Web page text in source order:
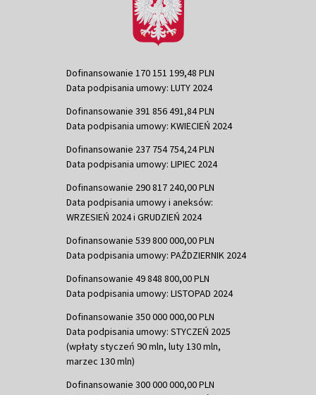
Dofinansowanie 170 151 199,48 PLN
Data podpisania umowy: LUTY 2024
Dofinansowanie 391 856 491,84 PLN
Data podpisania umowy: KWIECIEŃ 2024
Dofinansowanie 237 754 754,24 PLN
Data podpisania umowy: LIPIEC 2024
Dofinansowanie 290 817 240,00 PLN
Data podpisania umowy i aneksów:
WRZESIEŃ 2024 i GRUDZIEŃ 2024
Dofinansowanie 539 800 000,00 PLN
Data podpisania umowy: PAŹDZIERNIK 2024
Dofinansowanie 49 848 800,00 PLN
Data podpisania umowy: LISTOPAD 2024
Dofinansowanie 350 000 000,00 PLN
Data podpisania umowy: STYCZEŃ 2025
(wpłaty styczeń 90 mln, luty 130 mln,
marzec 130 mln)
Dofinansowanie 300 000 000,00 PLN